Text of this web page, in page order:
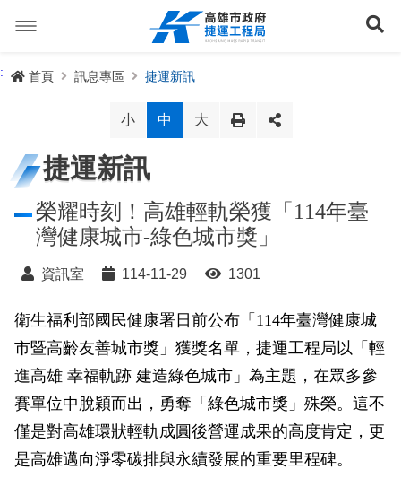
容
捷運路線進度圖
路網簡介
路網規劃
未來發展
規劃中
捷運紫線
前鎮漁港聯外軌道
興建中
各線計畫進度
岡山路竹延伸線(第二A階段)
岡山路竹延伸線(第二B階段)
捷運黃線
已通車
捷運紅/橘線
岡山路竹延伸線(第一階段)
環狀輕軌
訊息專區
公聽會與說明會
政府資訊公開
生態檢核專區
性別主流化專區
政風園地
Open Data
局長信箱
禁限建專區
增額容積申請
檔案應用專區
常見問答
相關連結
交流互動
照片集錦
影音專區
特色車站
輕軌知識站
輕軌簡介
關於我們
首長簡介
局徽
本局沿革
組織職掌
網站導覽
English
首頁 訊息專區 捷運新訊
小 中 大
捷運新訊
榮耀時刻！高雄輕軌榮獲「114年臺
灣健康城市-綠色城市獎」
資訊室 114-11-29 1301
衛生福利部國民健康署日前公布「114年臺灣健康城
市暨高齡友善城市獎」獲獎名單，捷運工程局以「輕
進高雄 幸福軌跡 建造綠色城市」為主題，在眾多參
賽單位中脫穎而出，勇奪「綠色城市獎」殊榮。這不
僅是對高雄環狀輕軌成圓後營運成果的高度肯定，更
是高雄邁向淨零碳排與永續發展的重要里程碑。